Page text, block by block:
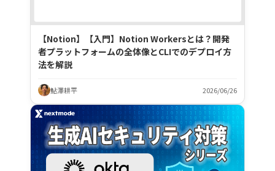
【Notion】【入門】Notion Workersとは？開発
者プラットフォームの全体像とCLIでのデプロイ方
法を解説
鮎澤耕平 2026/06/26